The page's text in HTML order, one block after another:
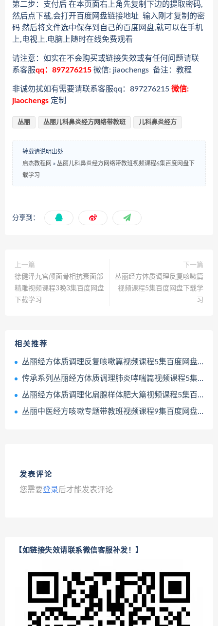
第二步：支付后 在本页面右上角先复制下边的提取密码,
然后点下载,会打开百度网盘链接地址 输入刚才复制的密
码 然后将文件选中保存到自己的百度网盘,就可以在手机
上,电视上,电脑上随时在线免费观看
请注意：如实在不会购买或链接失效或有任何问题请联
系客服qq：897276215 微信: jiaochengs 备注：教程
非诚勿扰如有需要请联系客服qq：897276215 微信:
jiaochengs 定制
丛丽 丛丽儿科鼻炎经方网络带教班 儿科鼻炎经方
转载请说明出处
启杰教程网 » 丛丽儿科鼻炎经方网络带教班视频课程6集百度网盘下
载学习
分享到：
上一篇
徐健泽九宫颅面骨相抗衰面部
精雕视频课程3晚3集百度网盘
下载学习
下一篇
丛丽经方体质调理反复咳嗽篇
视频课程5集百度网盘下载学
习
相关推荐
丛丽经方体质调理反复咳嗽篇视频课程5集百度网盘下载学习
传承系列丛丽经方体质调理肺炎哮喘篇视频课程5集百度网盘下载学习
丛丽经方体质调理化扁腺样体肥大篇视频课程5集百度网盘下载学习
丛丽中医经方咳嗽专题带教班视频课程9集百度网盘下载学习
发表评论
您需要登录后才能发表评论
【如链接失效请联系微信客服补发！】